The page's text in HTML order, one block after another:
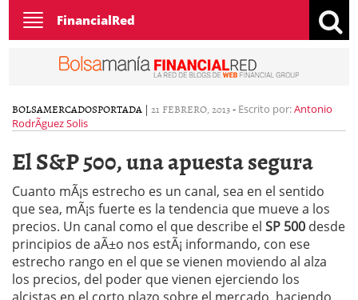
Toggle
navigation
FinancialRed
BOLSAMERCADOSPORTADA | 21 FEBRERO, 2013- Escrito por:Antonio
RodrÃ­guez Solis
El S&P 500, una apuesta segura
Cuanto mÃ¡s estrecho es un canal, sea en el sentido
que sea, mÃ¡s fuerte es la tendencia que mueve a los
precios. Un canal como el que describe el SP 500 desde
principios de aÃ±o nos estÃ¡ informando, con ese
estrecho rango en el que se vienen moviendo al alza
los precios, del poder que vienen ejerciendo los